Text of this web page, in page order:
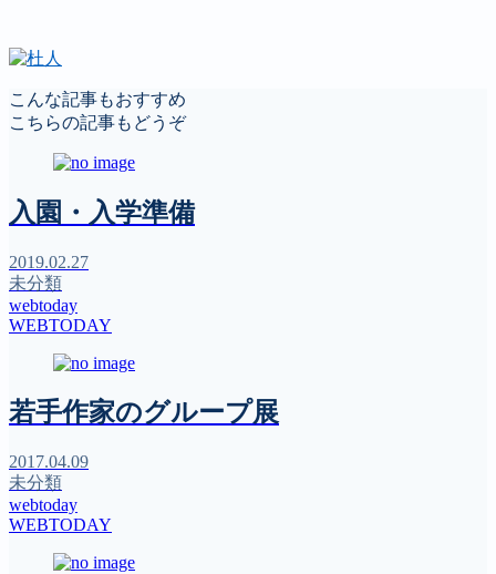
こんな記事もおすすめ
こちらの記事もどうぞ
入園・入学準備
2019.02.27
未分類
webtoday
WEBTODAY
若手作家のグループ展
2017.04.09
未分類
webtoday
WEBTODAY